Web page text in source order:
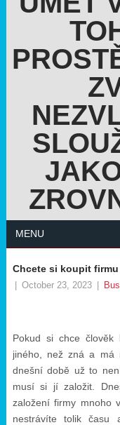
MENU
Chcete si koupit
October 23, 2023
Pokud si chce člověk
jiného, než zná a má
dnešní době už to
musí si jí založit.
založení firmy mnoho
nestrávíte tolik času